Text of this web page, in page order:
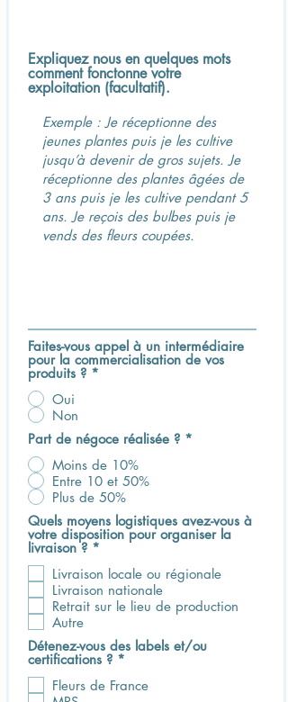
Expliquez nous en quelques mots
comment fonctonne votre
exploitation (facultatif).
Faites-vous appel à un intermédiaire
pour la commercialisation de vos
produits ? *
Oui
Non
Part de négoce réalisée ? *
Moins de 10%
Entre 10 et 50%
Plus de 50%
Quels moyens logistiques avez-vous à
votre disposition pour organiser la
livraison ? *
l
i
g
a
o
i
r
e
Livraison locale ou régionale
Livraison nationale
Retrait sur le lieu de production
Autre
Détenez-vous des labels et/ou
certifications ? *
l
Fleurs de France